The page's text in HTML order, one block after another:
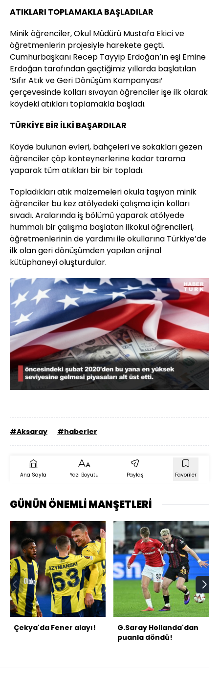
ATIKLARI TOPLAMAKLA BAŞLADILAR
Minik öğrenciler, Okul Müdürü Mustafa Ekici ve
öğretmenlerin projesiyle harekete geçti.
Cumhurbaşkanı Recep Tayyip Erdoğan’ın eşi Emine
Erdoğan tarafından geçtiğimiz yıllarda başlatılan
‘Sıfır Atık ve Geri Dönüşüm Kampanyası’
çerçevesinde kolları sıvayan öğrenciler işe ilk olarak
köydeki atıkları toplamakla başladı.
TÜRKİYE BİR İLKİ BAŞARDILAR
Köyde bulunan evleri, bahçeleri ve sokakları gezen
öğrenciler çöp konteynerlerine kadar tarama
yaparak tüm atıkları bir bir topladı.
Topladıkları atık malzemeleri okula taşıyan minik
öğrenciler bu kez atölyedeki çalışma için kolları
sıvadı. Aralarında iş bölümü yaparak atölyede
hummalı bir çalışma başlatan ilkokul öğrencileri,
öğretmenlerinin de yardımı ile okullarına Türkiye’de
ilk olan geri dönüşümden yapılan orijinal
kütüphaneyi oluşturdular.
Sesi
Aç
Yüklendi:
100.00%
Oynatma
Hızı
#Aksaray #haberler
Ana Sayfa Yazı Boyutu Paylaş Favoriler
GÜNÜN ÖNEMLİ MANŞETLERİ
Çekya'da Fener alayı!
G.Saray Hollanda'dan
puanla döndü!